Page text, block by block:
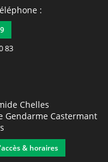
:
83
Chelles
Gendarme Castermant
& horaires